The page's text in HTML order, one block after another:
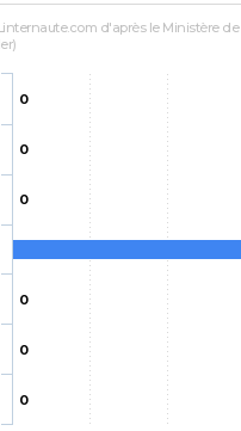
d'après le Ministère de
0
0
0
0
0
0